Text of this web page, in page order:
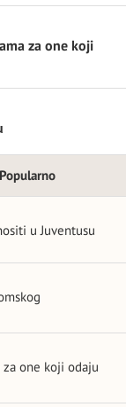
za one koji
Popularno
u Juventusu
one koji odaju